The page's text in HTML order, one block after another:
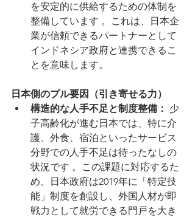
を安定的に供給するための体制を
整備しています 。これは、日本企
業が信頼できるパートナーとして
インドネシア政府と連携できるこ
とを意味します。
日本側のプル要因（引き寄せる力）
構造的な人手不足と制度整備： 少
子高齢化が進む日本では、特に介
護、外食、宿泊といったサービス
分野での人手不足は待ったなしの
状況です 。この課題に対応するた
め、日本政府は2019年に「特定技
能」制度を創設し、外国人材が即
戦力として就労できる門戸を大き